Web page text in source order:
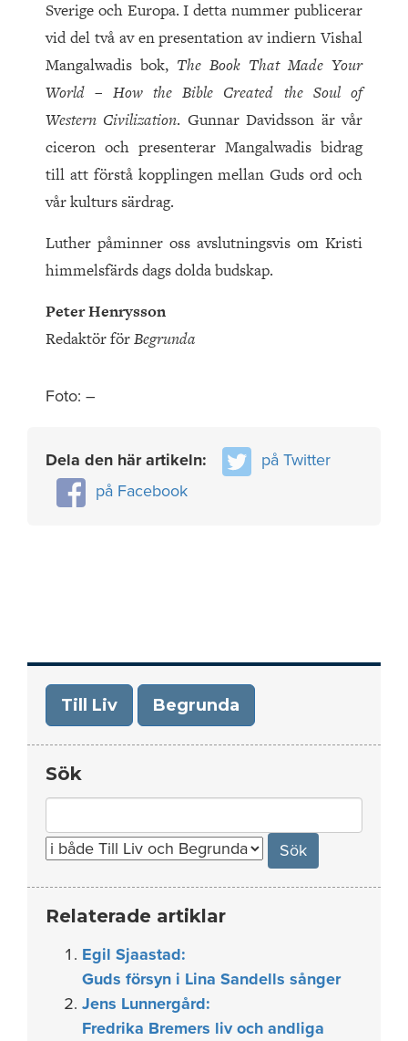
Sverige och Europa. I detta nummer publicerar
vid del två av en presentation av indiern Vishal
Mangalwadis bok, The Book That Made Your
World – How the Bible Created the Soul of
Western Civilization. Gunnar Davidsson är vår
ciceron och presenterar Mangalwadis bidrag
till att förstå kopplingen mellan Guds ord och
vår kulturs särdrag.
Luther påminner oss avslutningsvis om Kristi
himmelsfärds dags dolda budskap.
Peter Henrysson
Redaktör förBegrunda
Foto: –
Dela den här artikeln:
på Twitter
på Facebook
Till Liv Begrunda
Sök
for:
Relaterade artiklar
Egil Sjaastad:
Guds försyn i Lina Sandells sånger
Jens Lunnergård:
Fredrika Bremers liv och andliga